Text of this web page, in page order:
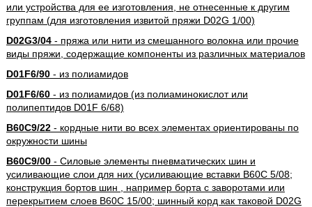
или устройства для ее изготовления, не отнесенные к другим
группам (для изготовления извитой пряжи D02G 1/00)
D02G3/04- пряжа или нити из смешанного волокна или прочие
виды пряжи, содержащие компоненты из различных материалов
D01F6/90- из полиамидов
D01F6/60- из полиамидов (из полиаминокислот или
полипептидов D01F 6/68)
B60C9/22- кордные нити во всех элементах ориентированы по
окружности шины
B60C9/00- Силовые элементы пневматических шин и
усиливающие слои для них (усиливающие вставки B60C 5/08;
конструкция бортов шин , например борта с заворотами или
перекрытием слоев B60C 15/00; шинный корд как таковой D02G